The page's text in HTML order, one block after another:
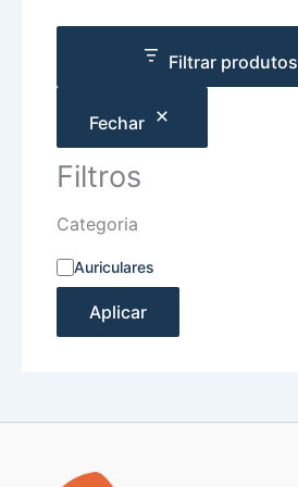
Filtrar produtos
Fechar
Filtros
Categoria
Auriculares
Aplicar